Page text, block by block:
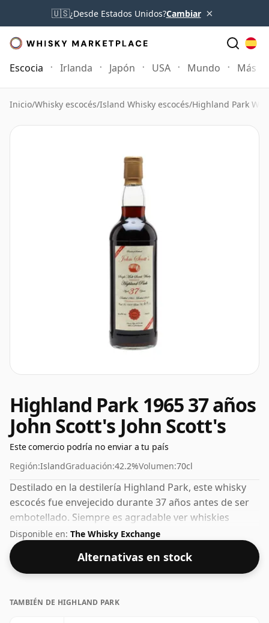
🇺🇸¿Desde Estados Unidos?Cambiar ×
Escocia Irlanda Japón USA Mundo Más
Inicio/Whisky escocés/Island Whisky escocés/Highland Park
Highland Park 1965 37 años
John Scott's John Scott's
Este comercio podría no enviar a tu país
Región:IslandGraduación:42.2%Volumen:70cl
Destilado en la destilería Highland Park, este whisky
escocés fue envejecido durante 37 años antes de ser
embotellado. Siempre es agradable ver whiskies
embotellados con un ABV de 42,2%; este se envía en el
tamaño normal de 70 cl.
Disponible en: The Whisky Exchange
Alternativas en stock
TAMBIÉN DE HIGHLAND PARK